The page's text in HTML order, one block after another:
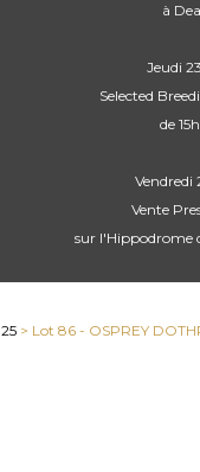
à
Jeudi
Selected
de
Vendredi
Vente
sur l'Hippodrome
> Lot 86 - OSPREY